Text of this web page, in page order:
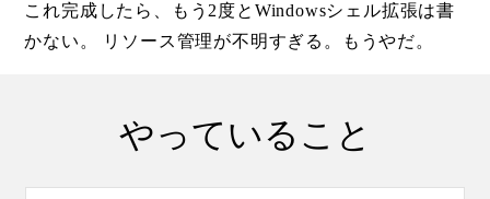
これ完成したら、もう2度とWindowsシェル拡張は書
かない。 リソース管理が不明すぎる。もうやだ。
やっていること